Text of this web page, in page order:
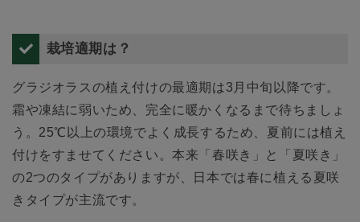
栽培適期は？
グラジオラスの植え付けの最適期は3月中旬以降です。
霜や凍結に弱いため、完全に暖かくなるまで待ちましょ
う。25℃以上の環境でよく成長するため、夏前には植え
付けをすませてください。本来「春咲き」と「夏咲き」
の2つのタイプがありますが、日本では春に植える夏咲
きタイプが主流です。